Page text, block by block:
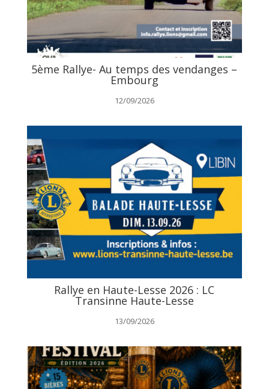
5ème Rallye- Au temps des vendanges –
Embourg
12/09/2026
Rallye en Haute-Lesse 2026 : LC
Transinne Haute-Lesse
13/09/2026